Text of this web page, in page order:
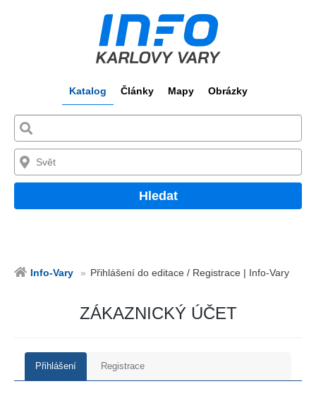
Katalog Články Mapy Obrázky
Hledat
Info-Vary Přihlášení do editace / Registrace | Info-Vary
ZÁKAZNICKÝ ÚČET
Přihlášení Registrace